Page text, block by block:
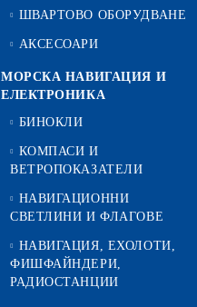
ШВАРТОВО ОБОРУДВАНЕ
АКСЕСОАРИ
МОРСКА НАВИГАЦИЯ И
ЕЛЕКТРОНИКА
БИНОКЛИ
КОМПАСИ И
ВЕТРОПОКАЗАТЕЛИ
НАВИГАЦИОННИ
СВЕТЛИНИ И ФЛАГОВЕ
НАВИГАЦИЯ, ЕХОЛОТИ,
ФИШФАЙНДЕРИ,
РАДИОСТАНЦИИ